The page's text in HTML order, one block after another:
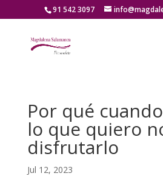
91 542 3097
Por qué
lo que quiero
disfrutarlo
Jul 12, 2023